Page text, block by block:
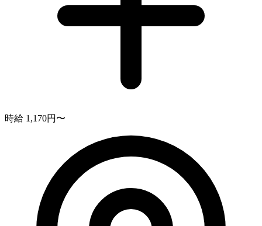
時給 1,170円〜